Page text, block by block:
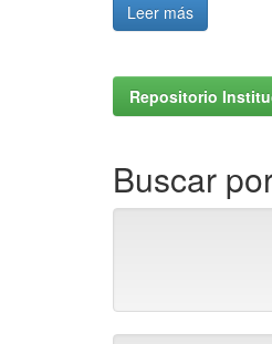
Leer más
Repositorio
Buscar